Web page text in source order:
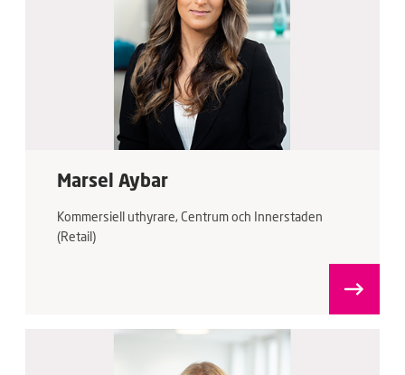
Marsel Aybar
Kommersiell uthyrare, Centrum och Innerstaden
(Retail)